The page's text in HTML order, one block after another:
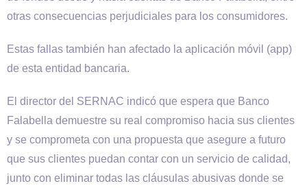
otras consecuencias perjudiciales para los consumidores.
Estas fallas también han afectado la aplicación móvil (app)
de esta entidad bancaria.
El director del SERNAC indicó que espera que Banco
Falabella demuestre su real compromiso hacia sus clientes
y se comprometa con una propuesta que asegure a futuro
que sus clientes puedan contar con un servicio de calidad,
junto con eliminar todas las cláusulas abusivas donde se